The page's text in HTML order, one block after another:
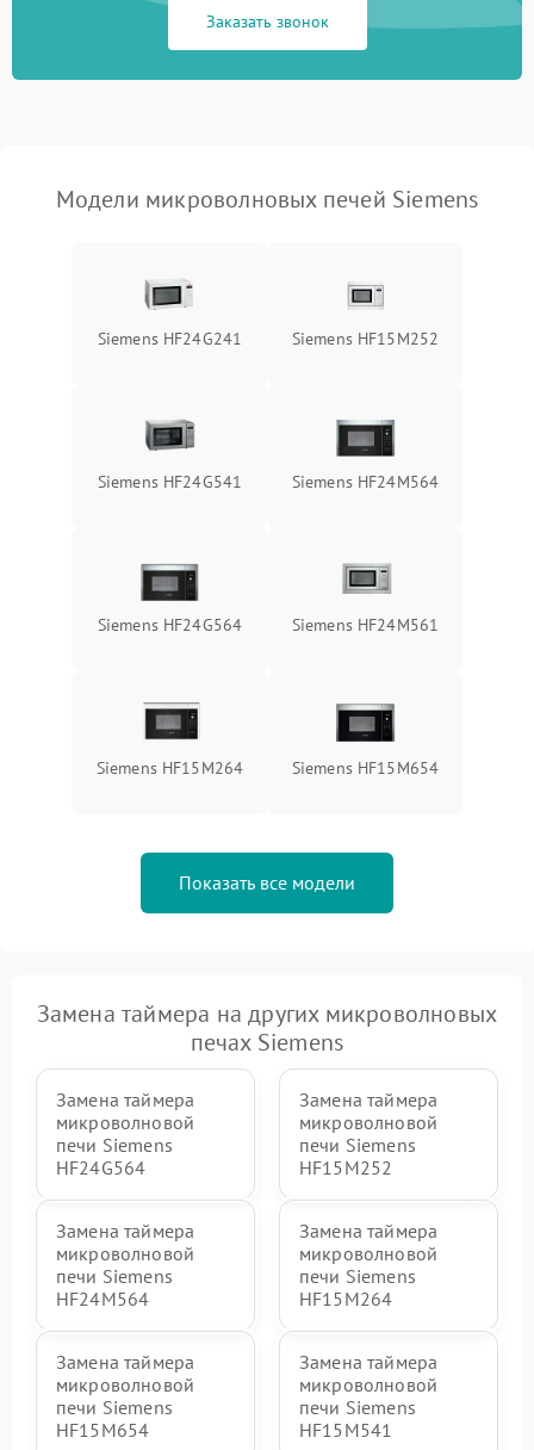
Не работают сенсорные
Сломался трансформатор Подробнее →
Заказать звонок
Модели микроволновых печей Siemens
Siemens HF24G241 Siemens HF15M252
Siemens HF24G541 Siemens HF24M564
Siemens HF24G564 Siemens HF24M561
Siemens HF15M264 Siemens HF15M654
Показать все модели
Замена таймера на других микроволновых
печах Siemens
Замена таймера
микроволновой
печи Siemens
HF24G564
Замена таймера
микроволновой
печи Siemens
HF15M252
Замена таймера
микроволновой
печи Siemens
HF24M564
Замена таймера
микроволновой
печи Siemens
HF15M264
Замена таймера
микроволновой
печи Siemens
HF15M654
Замена таймера
микроволновой
печи Siemens
HF15M541